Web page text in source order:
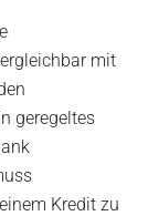
mit
geregeltes
Kredit zu